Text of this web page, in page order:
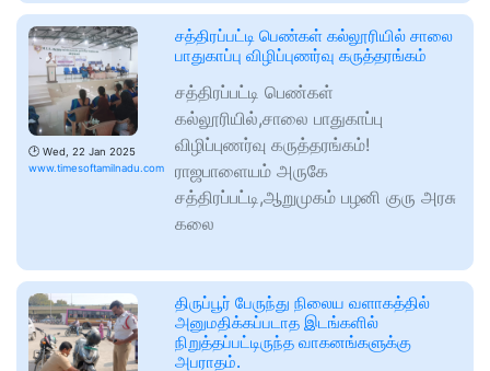
🕑 Wed, 22 Jan 2025
www.timesoftamilnadu.com
சத்திரப்பட்டி பெண்கள் கல்லூரியில் சாலை
பாதுகாப்பு விழிப்புணர்வு கருத்தரங்கம்
சத்திரப்பட்டி பெண்கள்
கல்லூரியில்,சாலை பாதுகாப்பு
விழிப்புணர்வு கருத்தரங்கம்!
ராஜபாளையம் அருகே
சத்திரப்பட்டி,ஆறுமுகம் பழனி குரு அரசு
கலை
திருப்பூர் பேருந்து நிலைய வளாகத்தில்
அனுமதிக்கப்படாத இடங்களில்
நிறுத்தப்பட்டிருந்த வாகனங்களுக்கு
அபராதம்.